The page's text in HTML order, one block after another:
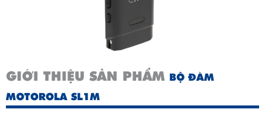
Li-ion
GIỚI THIỆU SẢN PHẨM BỘ ĐÀM
MOTOROLA SL1M